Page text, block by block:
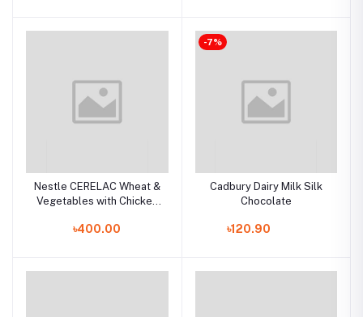
Nestle CERELAC Wheat &
Vegetables with Chicken
৳400.00
-7%
Cadbury Dairy Milk Silk
Chocolate
৳120.90